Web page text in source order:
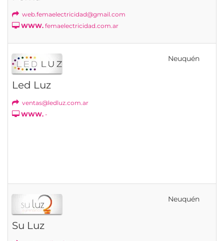
web.femaelectricidad@gmail.com
WWW. femaelectricidad.com.ar
Led Luz
ventas@ledluz.com.ar
WWW. -
Neuquén
Su Luz
Neuquén